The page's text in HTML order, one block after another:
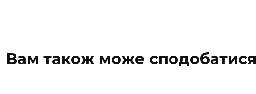
Вам також може сподобатися